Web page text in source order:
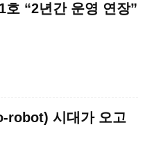
호 “2년간 운영 연장”
robot) 시대가 오고